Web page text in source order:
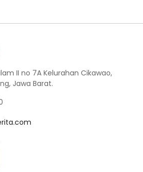
II no 7A Kelurahan Cikawao,
Jawa Barat.